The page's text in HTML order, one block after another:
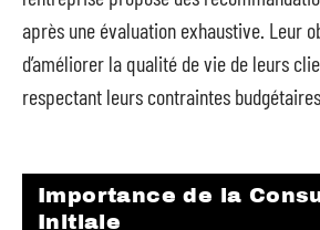
après une évaluation exhaustive. Leur
d’améliorer la qualité de vie de leurs
respectant leurs contraintes
Importance de la
Initiale